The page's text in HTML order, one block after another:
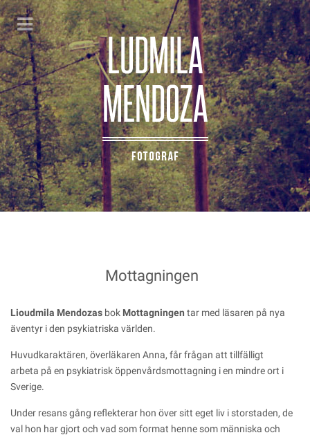
Mottagningen
Lioudmila Mendozas bok Mottagningen tar med läsaren på nya
äventyr i den psykiatriska världen.
Huvudkaraktären, överläkaren Anna, får frågan att tillfälligt
arbeta på en psykiatrisk öppenvårdsmottagning i en mindre ort i
Sverige.
Under resans gång reflekterar hon över sitt eget liv i storstaden, de
val hon har gjort och vad som format henne som människa och